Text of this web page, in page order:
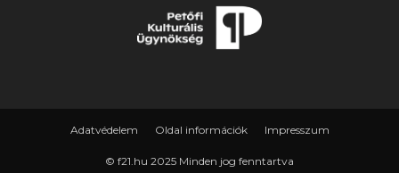
Adatvédelem Oldal információk Impresszum
© f21.hu 2025 Minden jog fenntartva